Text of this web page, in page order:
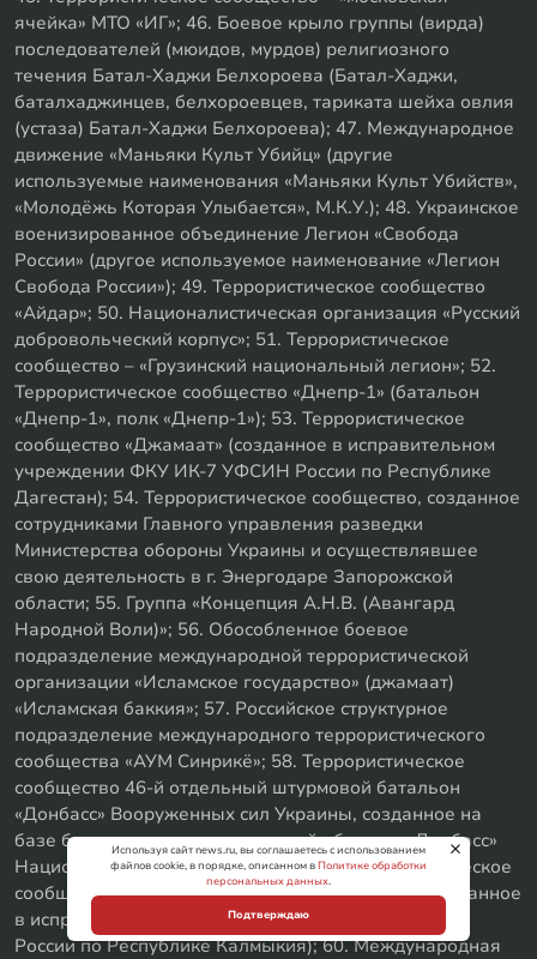
ячейка» МТО «ИГ»; 46. Боевое крыло группы (вирда)
последователей (мюидов, мурдов) религиозного
течения Батал-Хаджи Белхороева (Батал-Хаджи,
баталхаджинцев, белхороевцев, тариката шейха овлия
(устаза) Батал-Хаджи Белхороева); 47. Международное
движение «Маньяки Культ Убийц» (другие
используемые наименования «Маньяки Культ Убийств»,
«Молодёжь Которая Улыбается», М.К.У.); 48. Украинское
военизированное объединение Легион «Свобода
России» (другое используемое наименование «Легион
Свобода России»); 49. Террористическое сообщество
«Айдар»; 50. Националистическая организация «Русский
добровольческий корпус»; 51. Террористическое
сообщество – «Грузинский национальный легион»; 52.
Террористическое сообщество «Днепр-1» (батальон
«Днепр-1», полк «Днепр-1»); 53. Террористическое
сообщество «Джамаат» (созданное в исправительном
учреждении ФКУ ИК-7 УФСИН России по Республике
Дагестан); 54. Террористическое сообщество, созданное
сотрудниками Главного управления разведки
Министерства обороны Украины и осуществлявшее
свою деятельность в г. Энергодаре Запорожской
области; 55. Группа «Концепция А.Н.В. (Авангард
Народной Воли)»; 56. Обособленное боевое
подразделение международной террористической
организации «Исламское государство» (джамаат)
«Исламская баккия»; 57. Российское структурное
подразделение международного террористического
сообщества «АУМ Синрикё»; 58. Террористическое
сообщество 46-й отдельный штурмовой батальон
«Донбасс» Вооруженных сил Украины, созданное на
базе батальона территориальной обороны «Донбасс»
Национальной гвардии Украины; 59. Террористическое
сообщество «Ахлю ас-Сунна ва-ль-Джамаат» (созданное
в исправительном учреждении ФКУ ИК-2 УФСИН
России по Республике Калмыкия); 60. Международная
Используя сайт news.ru, вы соглашаетесь с использованием
файлов cookie, в порядке, описанном вПолитике обработки
персональных данных.
Подтверждаю